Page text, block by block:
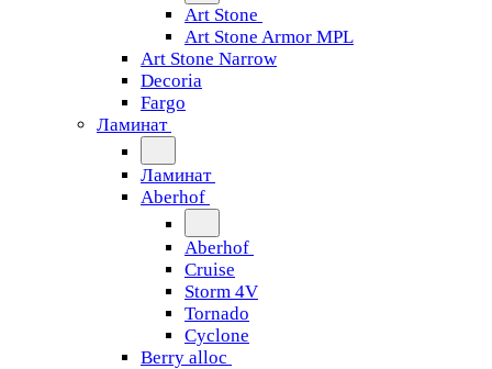
Art Stone
Art Stone Armor MPL
Art Stone Narrow
Decoria
Fargo
Ламинат
Ламинат
Aberhof
Aberhof
Cruise
Storm 4V
Tornado
Сyclone
Berry alloc